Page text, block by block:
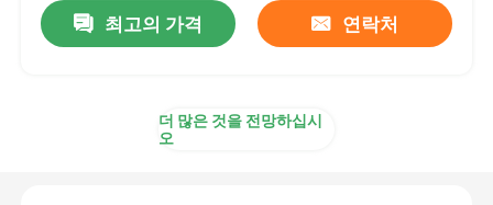
최고의 가격 연락처
더 많은 것을 전망하십시
오